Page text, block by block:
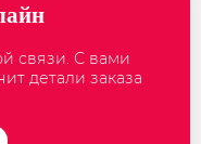
связи. С вами
детали заказа